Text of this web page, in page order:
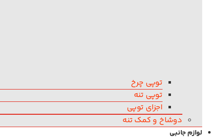
توپی چرخ
توپی تنه
اجزای توپی
دوشاخ و کمک تنه
لوازم جانبی